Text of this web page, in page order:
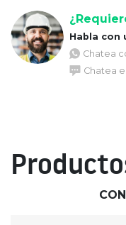
Habla con
Chatea
Chatea